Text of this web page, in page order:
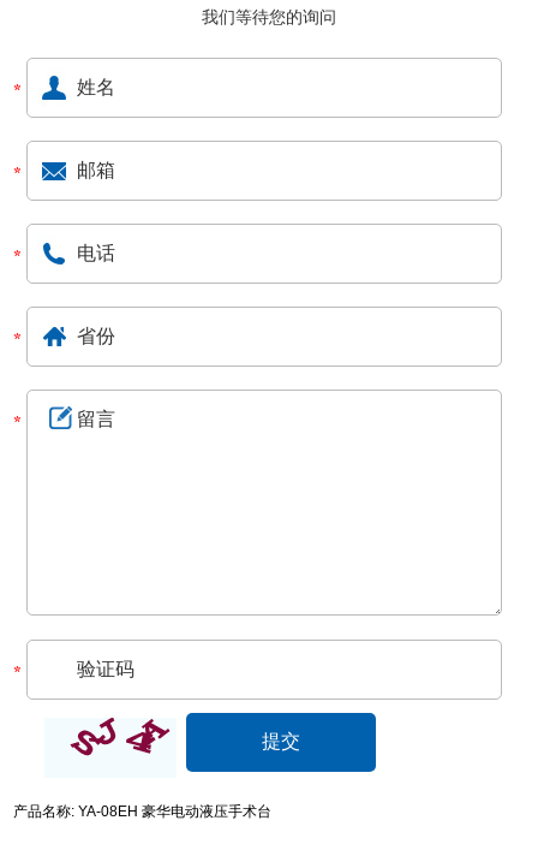
我们等待您的询问
产品名称: YA-08EH 豪华电动液压手术台